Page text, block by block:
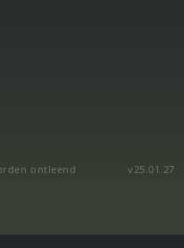
ontleend
v25.01.27